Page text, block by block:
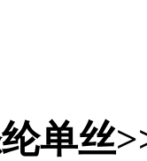
单丝